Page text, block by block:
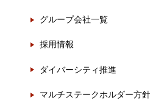
グループ会社一覧
採用情報
ダイバーシティ推進
マルチステークホルダー方針